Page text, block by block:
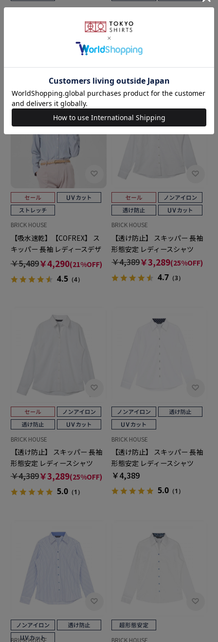
【吸水速乾】【COFREX】 ス
キッパー 長袖 形態安定 レディ
(25%OFF)
【透け防止】 スキッパー 長袖
形態安定 レディースシャツ
￥4,389￥3,289
BRICK HOUSE
【吸水速乾】【COFREX】 ス
キッパー 長袖 レディースデザ
インシャツ
￥5,489￥4,290(21%OFF)
4.5（4）
BRICK HOUSE
【透け防止】 スキッパー 長袖
形態安定 レディースシャツ
￥4,389￥3,289(25%OFF)
4.7 （3）
BRICK HOUSE
【透け防止】 スキッパー 長袖
形態安定 レディースシャツ
￥4,389￥3,289(25%OFF)
5.0（1）
BRICK HOUSE
【透け防止】 スキッパー 長袖
形態安定 レディースシャツ
￥4,389
5.0 （1）
BRICK HOUSE BRICK HOUSE